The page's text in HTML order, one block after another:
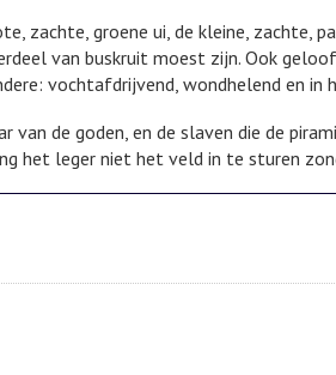
zachte, groene ui, de kleine, zachte,
van buskruit moest zijn. Ook
vochtafdrijvend, wondhelend en in
de goden, en de slaven die de
het leger niet het veld in te sturen